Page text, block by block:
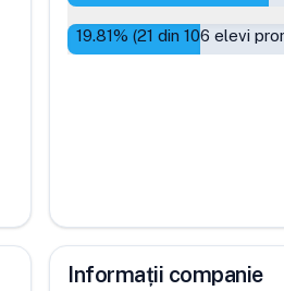
19.81% (21 din 106 elevi
Informații companie